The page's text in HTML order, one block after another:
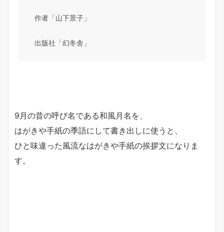
作者「山下景子」
出版社「幻冬舎」
9月の昔の呼び名である和風月名を、
はがきや手紙の季語にして書き出しに使うと、
ひと味違った風流なはがきや手紙の挨拶文になりま
す。